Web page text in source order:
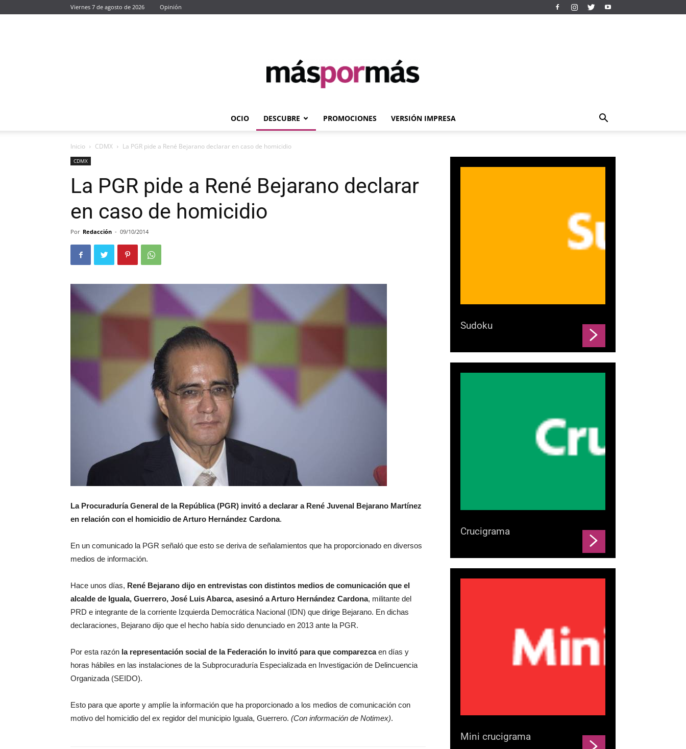
Viernes 7 de agosto de 2026 Opinión
Máspormás
OCIO DESCUBRE PROMOCIONES VERSIÓN IMPRESA
Inicio CDMX La PGR pide a René Bejarano declarar en caso de homicidio
CDMX
La PGR pide a René Bejarano declarar
en caso de homicidio
Por Redacción - 09/10/2014
La Procuraduría General de la República (PGR) invitó a declarar a René Juvenal Bejarano Martínez
en relación con el homicidio de Arturo Hernández Cardona.
En un comunicado la PGR señaló que esto se deriva de señalamientos que ha proporcionado en diversos
medios de información.
Hace unos días, René Bejarano dijo en entrevistas con distintos medios de comunicación que el
alcalde de Iguala, Guerrero, José Luis Abarca, asesinó a Arturo Hernández Cardona, militante del
PRD e integrante de la corriente Izquierda Democrática Nacional (IDN) que dirige Bejarano. En dichas
declaraciones, Bejarano dijo que el hecho había sido denunciado en 2013 ante la PGR.
Por esta razón la representación social de la Federación lo invitó para que comparezcaen días y
horas hábiles en las instalaciones de la Subprocuraduría Especializada en Investigación de Delincuencia
Organizada (SEIDO).
Esto para que aporte y amplíe la información que ha proporcionado a los medios de comunicación con
motivo del homicidio del ex regidor del municipio Iguala, Guerrero. (Con información de Notimex).
Sudoku
Crucigrama
Mini crucigrama